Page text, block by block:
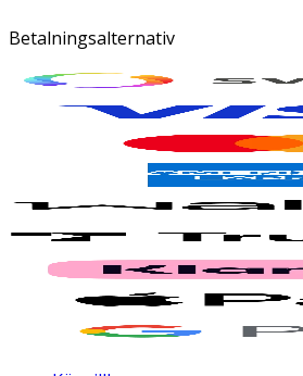
Betalningsalternativ